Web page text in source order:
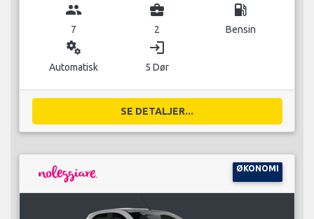
group
7
business_center
2
local_gas_station
Bensin
miscellaneous_services
Automatisk
login
5 Dør
SE DETALJER...
ØKONOMI